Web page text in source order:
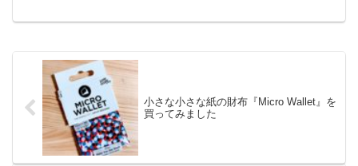
小さな小さな紙の財布『Micro Wallet』を
買ってみました